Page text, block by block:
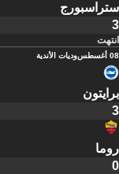
ستراسبورج
3
انتهت
08 أغسطس وديات الأندية
برايتون
3
روما
0